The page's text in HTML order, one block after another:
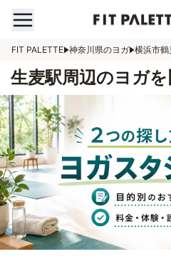
FIT PALETTE 神奈川県のヨガ 横浜市
生麦駅周辺のヨガ